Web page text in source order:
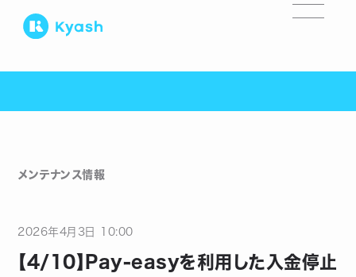
メンテナンス情報
2026年4月 3 日 10:00
【4/10】Pay-easyを利用した入金停止